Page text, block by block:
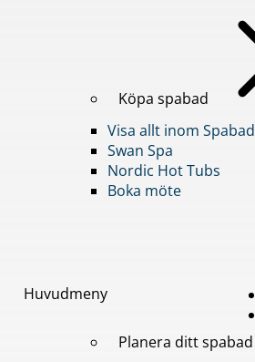
Huvudmeny
Köpa spabad
Visa allt inom Spabad
Swan Spa
Nordic Hot Tubs
Boka möte
Planera ditt spabad